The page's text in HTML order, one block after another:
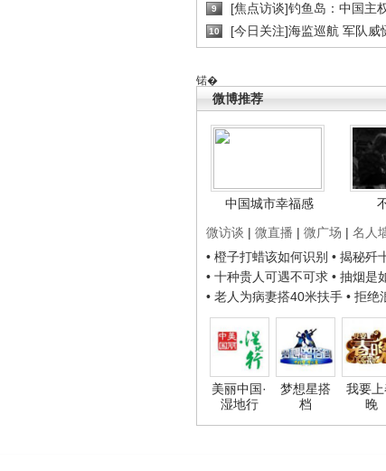
9 [焦点访谈]钓鱼岛：中国主
10 [今日关注]海监巡航 军队威
锘�
微博推荐
中国城市幸福感
微访谈 | 微直播 | 微广场 | 名人
• 橙子打蜡该如何识别 • 揭秘歼
• 十种贵人可遇不可求 • 抽烟是
• 老人为病妻搭40米扶手 • 拒绝
美丽中国·
湿地行
梦想星搭
档
我要上
晚